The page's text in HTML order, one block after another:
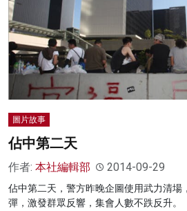
圖片故事
佔中第二天
作者: 本社編輯部 2014-09-29
佔中第二天，警方昨晚企圖使用武力清場
彈，激發群眾反響，集會人數不跌反升。